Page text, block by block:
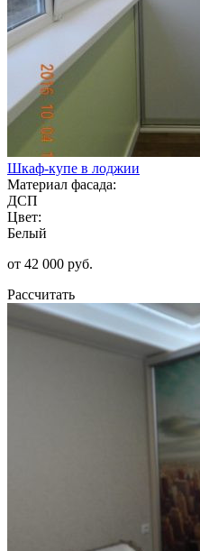
Шкаф-купе в лоджии
Материал фасада:
ДСП
Цвет:
Белый
от 42 000 руб.
Рассчитать